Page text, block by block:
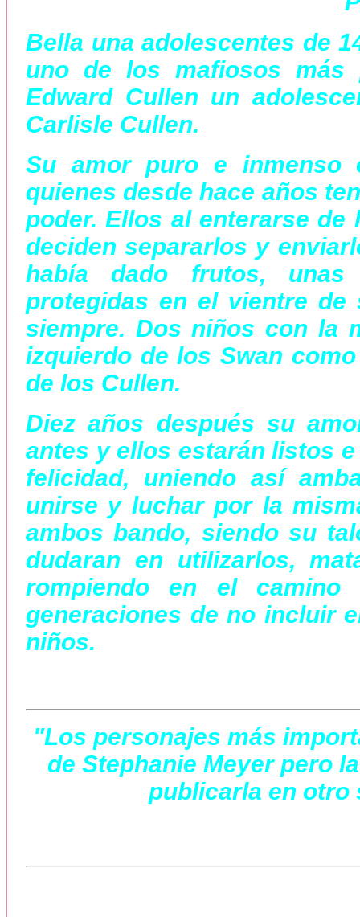
Bella una adolescentes de
uno de los mafiosos más
Edward Cullen un
Carlisle Cullen.
Su amor puro e inmenso
quienes desde hace años
poder. Ellos al enterarse
deciden separarlos y
había dado frutos, unas
protegidas en el vientre
siempre. Dos niños con la
izquierdo de los Swan
de los Cullen.
Diez años después su
antes y ellos estarán listos
felicidad, uniendo así
unirse y luchar por la
ambos bando, siendo su
dudaran en utilizarlos,
rompiendo en el camino
generaciones de no incluir
niños.
"Los personajes más
de Stephanie Meyer pero
publicarla en